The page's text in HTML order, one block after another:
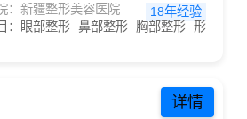
18年经验
：新疆整形美容医院
：
眼部整形 鼻部整形 胸部整形 形体雕塑
详情